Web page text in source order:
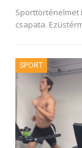
Sporttörténelmet
csapata.
SPORT